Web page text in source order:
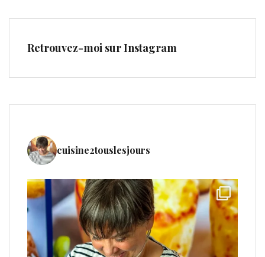
Retrouvez-moi sur Instagram
cuisine2touslesjours